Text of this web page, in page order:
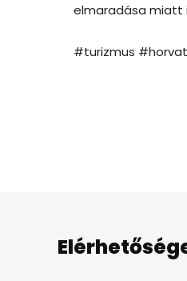
elmaradása miatt
#turizmus